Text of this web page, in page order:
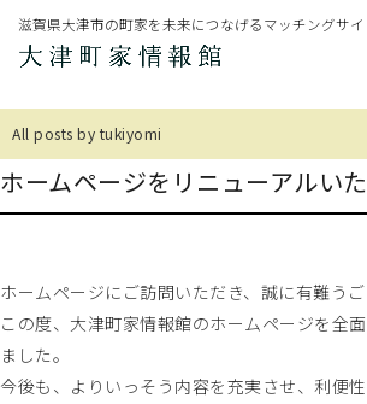
滋賀県大津市の町家を未来につなげるマッチングサイ
All posts by tukiyomi
ホームページをリニューアルいた
ホームページにご訪問いただき、誠に有難うご
この度、大津町家情報館のホームページを全
ました。
今後も、よりいっそう内容を充実させ、利便